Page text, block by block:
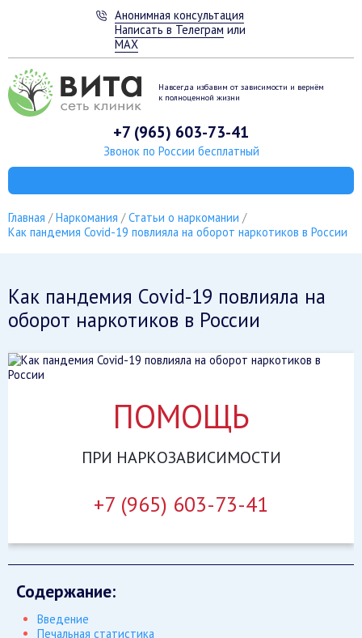
Анонимная консультация
Написать в Телеграм или
MAX
Навсегда избавим от зависимости и вернём
к полноценной жизни
+7 (965) 603-73-41
Звонок по России бесплатный
Главная Наркомания
Статьи о наркомании
Как пандемия Covid-19 повлияла на оборот наркотиков в России
Как пандемия Covid-19 повлияла на
оборот наркотиков в России
ПОМОЩЬ
ПРИ НАРКОЗАВИСИМОСТИ
+7 (965) 603-73-41
Содержание:
Введение
Печальная статистика